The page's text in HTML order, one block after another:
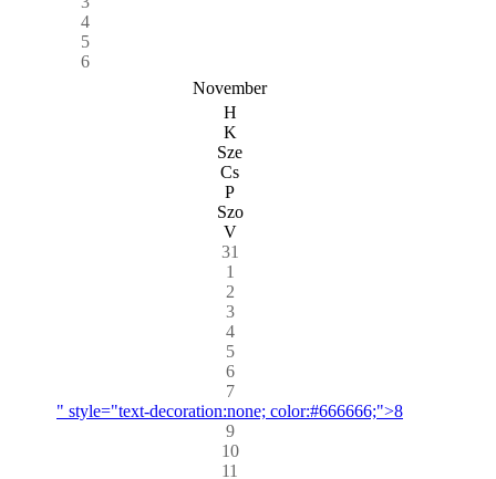
4
5
6
November
H
K
Sze
Cs
P
Szo
V
31
1
2
3
4
5
6
7
" style="text-decoration:none; color:#666666;">8
9
10
11